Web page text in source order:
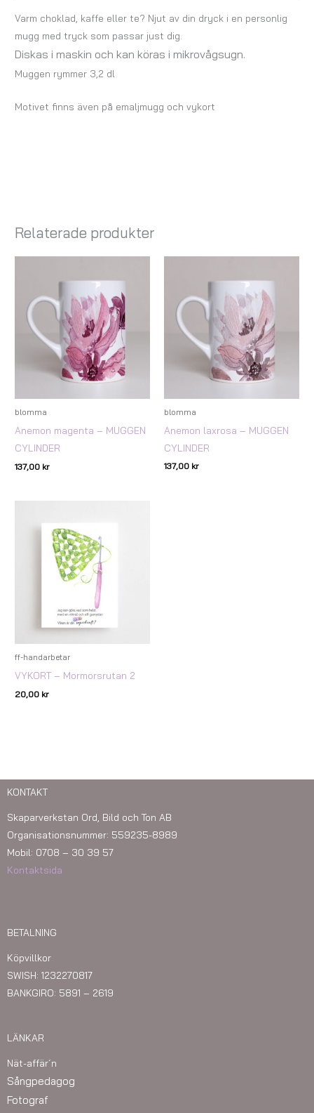
Varm choklad, kaffe eller te? Njut av din dryck i en personlig
mugg med tryck som passar just dig.
Diskas i maskin och kan köras i mikrovågsugn.
Muggen rymmer 3,2 dl
Motivet finns även på emaljmugg och vykort
Relaterade produkter
blomma
Anemon magenta – MUGGEN
CYLINDER
137,00 kr
blomma
Anemon laxrosa – MUGGEN
CYLINDER
137,00 kr
ff-handarbetar
VYKORT – Mormorsrutan 2
20,00 kr
KONTAKT
Skaparverkstan Ord, Bild och Ton AB
Organisationsnummer: 559235-8989
Mobil: 0708 – 30 39 57
Kontaktsida
BETALNING
Köpvillkor
SWISH: 1232270817
BANKGIRO: 5891 – 2619
LÄNKAR
Nät-affär´n
Sångpedagog
Fotograf